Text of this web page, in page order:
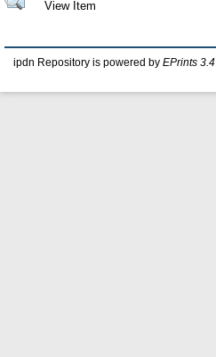
View Item
ipdn Repository is powered by EPrints 3.4